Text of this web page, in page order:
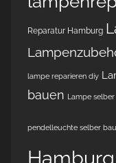
Reparatur Hamburg
lampe reparieren diy
bauen Lampe
pendelleuchte selber
Hamburg